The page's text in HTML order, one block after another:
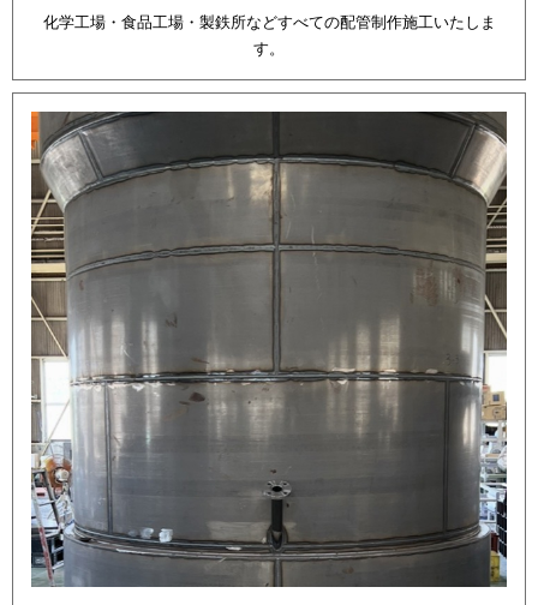
化学工場・食品工場・製鉄所などすべての配管制作施工いたしま
す。